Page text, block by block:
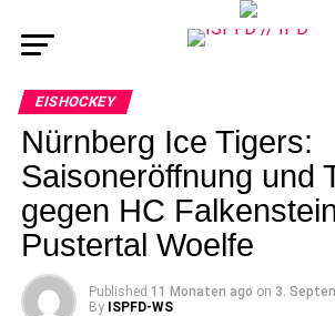
EISHOCKEY
Nürnberg Ice Tigers:
Saisoneröffnung und
gegen HC
Pustertal Woelfe
Published 11 Monaten ago on 3.
By ISPFD-WS